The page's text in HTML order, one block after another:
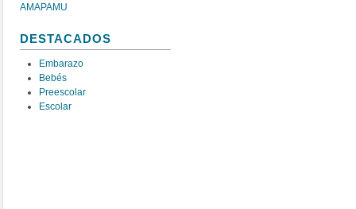
AMAPAMU
DESTACADOS
Embarazo
Bebés
Preescolar
Escolar